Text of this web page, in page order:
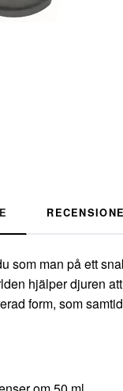
som man på ett
hjälper djuren
form, som